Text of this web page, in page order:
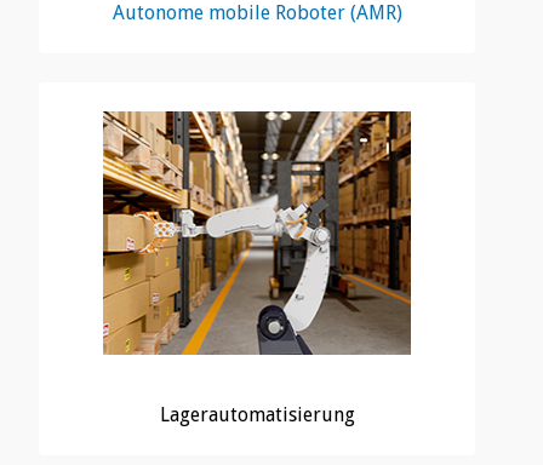
Autonome mobile Roboter (AMR)
Lagerautomatisierung